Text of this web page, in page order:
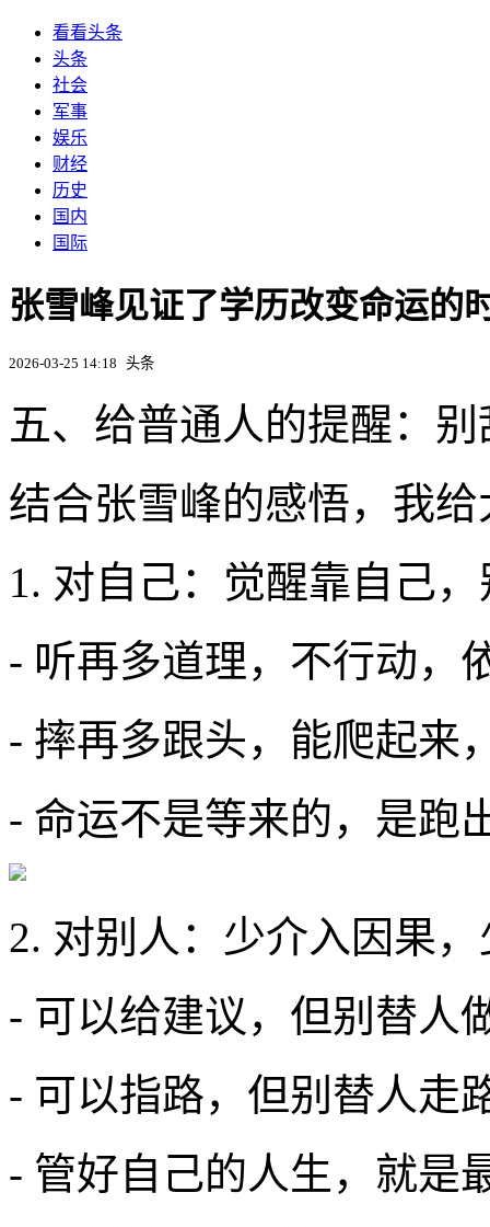
看看头条
头条
社会
军事
娱乐
财经
历史
国内
国际
张雪峰见证了学历改变命运的
2026-03-25 14:18 头条
五、给普通人的提醒：
结合张雪峰的感悟，我
1. 对自己：觉醒靠自己
- 听再多道理，不行动，
- 摔再多跟头，能爬起来
- 命运不是等来的，是跑
2. 对别人：少介入因果
- 可以给建议，但别替人
- 可以指路，但别替人走
- 管好自己的人生，就是